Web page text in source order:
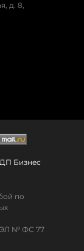
д. 8,
Бизнес
по
ЭЛ № ФС 77